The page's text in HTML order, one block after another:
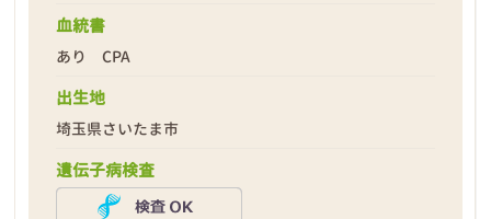
血統書
あり CPA
出生地
埼玉県さいたま市
遺伝子病検査